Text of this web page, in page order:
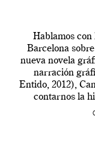
Hablamos
Barcelona
nueva novela
narración
Entido, 2012),
contarnos la